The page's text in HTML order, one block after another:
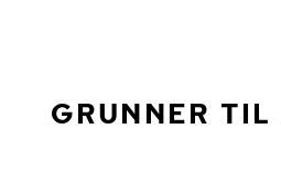
GRUNNER